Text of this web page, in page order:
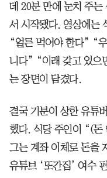
데 20분 만에 눈치 주는
서 시작됐다. 영상에는
“얼른 먹어야 한다” “
니다” “이래 갖고 있으
는 장면이 담겼다.
결국 기분이 상한 유튜
했다. 식당 주인이 “(돈
그는 계좌 이체로 돈을
유튜브 ‘또간집’ 여수